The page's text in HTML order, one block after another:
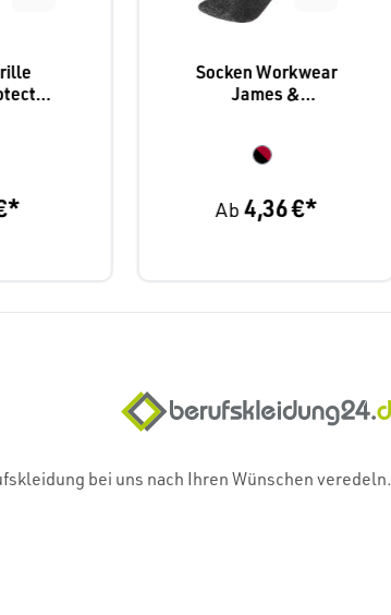
Socken Workwear
James &
Ab4,36 €*
bei uns nach Ihren Wünschen veredeln.